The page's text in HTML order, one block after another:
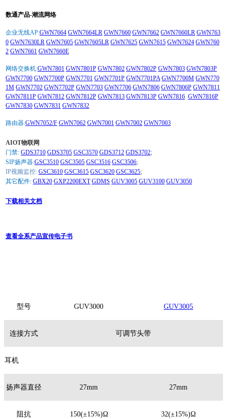
数通产品-潮流网络
企业无线AP:GWN7664 GWN7664LR GWN7660 GWN7662 GWN7660LR GWN763
0 GWN7630LR GWN7605 GWN7605LR GWN7625 GWN7615 GWN7624 GWN760
2 GWN7661 GWN7660E
网络交换机:GWN7801 GWN7801P GWN7802 GWN7802P GWN7803 GWN7803P
GWN7700 GWN7700P GWN7701 GWN7701P GWN7701PA GWN7700M GWN770
1M GWN7702 GWN7702P GWN7703 GWN7706 GWN7806 GWN7806P GWN7811
GWN7811P GWN7812 GWN7812P GWN7813 GWN7813P GWN7816 GWN7816P
GWN7830 GWN7831 GWN7832
路由器:GWN7052/F GWN7062 GWN7001 GWN7002 GWN7003
AIOT物联网
门禁: GDS3710 GDS3705 GSC3570 GDS3712 GDS3702;
SIP扬声器:GSC3510 GSC3505 GSC3516 GSC3506;
IP视频监控: GSC3610 GSC3615 GSC3620 GSC3625;
其它配件: GBX20 GXP2200EXT GDMS GUV3005 GUV3100 GUV3050
下载相关文档
查看全系产品宣传电子书
型号 GUV3000 GUV3005
连接方式 可调节头带
耳机
扬声器直径 27mm 27mm
阻抗 150(±15%)Ω 32(±15%)Ω